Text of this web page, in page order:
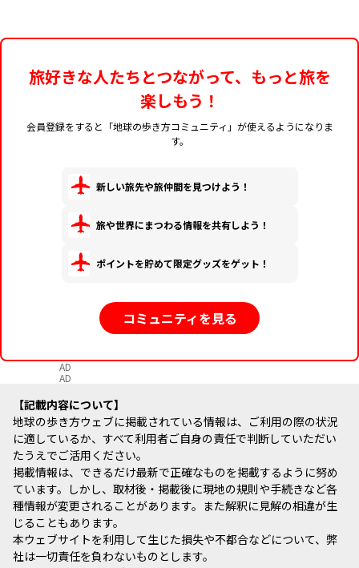
旅好きな人たちとつながって、もっと旅を
楽しもう！
会員登録をすると「地球の歩き方コミュニティ」が使えるようになりま
す。
新しい旅先や旅仲間を見つけよう！
旅や世界にまつわる情報を共有しよう！
ポイントを貯めて限定グッズをゲット！
コミュニティを見る
AD
AD
記載内容について
地球の歩き方ウェブに掲載されている情報は、ご利用の際の状況
に適しているか、すべて利用者ご自身の責任で判断していただい
たうえでご活用ください。
掲載情報は、できるだけ最新で正確なものを掲載するように努め
ています。しかし、取材後・掲載後に現地の規則や手続きなど各
種情報が変更されることがあります。また解釈に見解の相違が生
じることもあります。
本ウェブサイトを利用して生じた損失や不都合などについて、弊
社は一切責任を負わないものとします。